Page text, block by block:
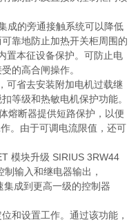
成的旁通接触系统可以降低
靠地防止加热开关柜周围的
置本征设备保护。可防止电
的高合闸操作。
可省去安装附加电机过载继
等级和热敏电机保护功能。
熔断器提供短路保护，以便
。由于可调电流限值，还可
模块升级 SIRIUS 3RW44
输入和继电器输出，
成到更高一级的控制器
和设置工作。通过该功能，